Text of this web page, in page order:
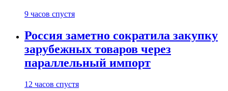
9 часов спустя
Россия заметно сократила закупку
зарубежных товаров через
параллельный импорт
12 часов спустя